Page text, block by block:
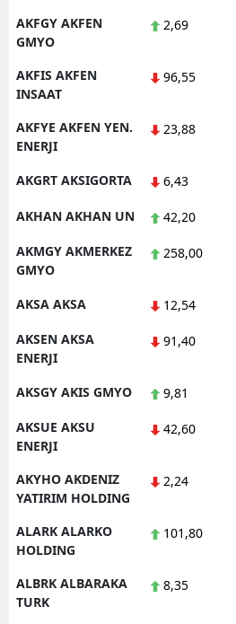
AKFGY AKFEN
GMYO
2,69
AKFIS AKFEN
INSAAT
96,55
AKFYE AKFEN YEN.
ENERJI
23,88
AKGRT AKSIGORTA 6,43
AKHAN AKHAN UN 42,20
AKMGY AKMERKEZ
GMYO
258,00
AKSA AKSA 12,54
AKSEN AKSA
ENERJI
91,40
AKSGY AKIS GMYO 9,81
AKSUE AKSU
ENERJI
42,60
AKYHO AKDENIZ
YATIRIM HOLDING
2,24
ALARK ALARKO
HOLDING
101,80
ALBRK ALBARAKA
TURK
8,35